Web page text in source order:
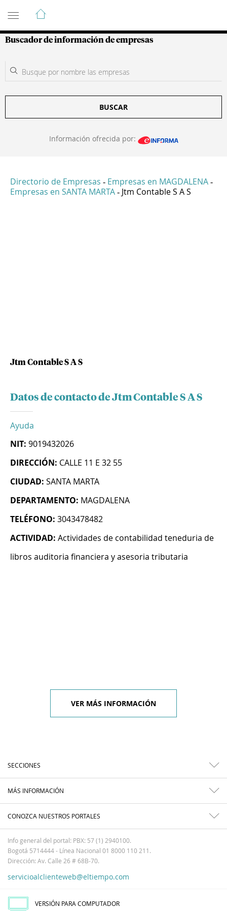
Guía de Empresas Colombianas
Buscador de información de empresas
BUSCAR
Información ofrecida por:
Directorio de Empresas - Empresas en MAGDALENA -
Empresas en SANTA MARTA - Jtm Contable S A S
Jtm Contable S A S
Datos de contacto de Jtm Contable S A S
Ayuda
NIT: 9019432026
DIRECCIÓN: CALLE 11 E 32 55
CIUDAD: SANTA MARTA
DEPARTAMENTO: MAGDALENA
TELÉFONO: 3043478482
ACTIVIDAD: Actividades de contabilidad teneduria de
libros auditoria financiera y asesoria tributaria
VER MÁS INFORMACIÓN
SECCIONES
MÁS INFORMACIÓN
CONOZCA NUESTROS PORTALES
Info general del portal: PBX: 57 (1) 2940100.
Bogotá 5714444 - Línea Nacional 01 8000 110 211.
Dirección: Av. Calle 26 # 68B-70.
servicioalclienteweb@eltiempo.com
VERSIÓN PARA COMPUTADOR